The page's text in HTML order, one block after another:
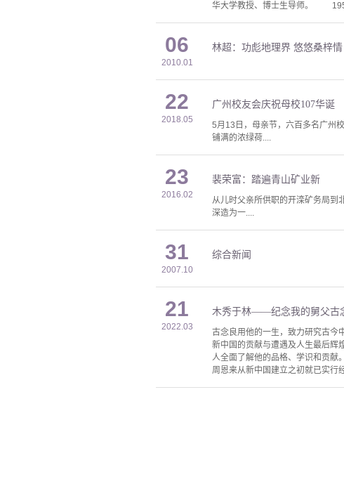
华大学教授、博士生导师。 1952
06
2010.01
林超：功彪地理界 悠悠桑梓情
22
2018.05
广州校友会庆祝母校107华诞
5月13日，母亲节，六百多名广州
铺满的浓绿荷....
23
2016.02
裴荣富：踏遍青山矿业新
从儿时父亲所供职的开滦矿务局到
深造为一....
31
2007.10
综合新闻
21
2022.03
木秀于林——纪念我的舅父古
古念良用他的一生，致力研究古今
新中国的贡献与遭遇及人生最后辉
人全面了解他的品格、学识和贡献
周恩来从新中国建立之初就已实行